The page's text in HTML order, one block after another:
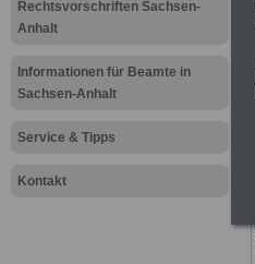
Rechtsvorschriften Sachsen-
Anhalt
Informationen für Beamte in
Sachsen-Anhalt
Service & Tipps
Kontakt